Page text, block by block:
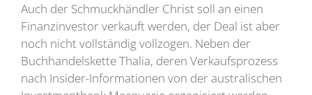
Auch der Schmuckhändler Christ soll an einen
Finanzinvestor verkauft werden, der Deal ist aber
noch nicht vollständig vollzogen. Neben der
Buchhandelskette Thalia, deren Verkaufsprozess
nach Insider-Informationen von der australischen